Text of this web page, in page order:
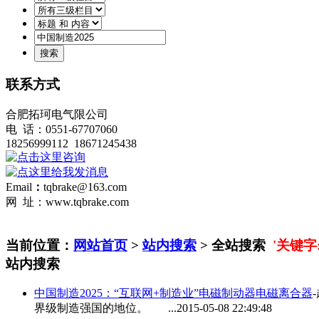
联系方式
合肥拓珂电气限公司
电 话：0551-67707060
18256999112 18671245438
Email ： tqbrake@163.com
网 址：www.tqbrake.com
当前位置： 网站首页 > 站内搜索 > 全站搜索 '关键
站内搜索
中国制造2025 ：“互联网+制造业”电磁制动器电磁离合器-
界级制造强国的地位。 ...2015-05-08 22:49:48